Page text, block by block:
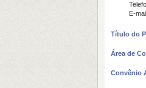
E-
Título do
Área de
Convênio